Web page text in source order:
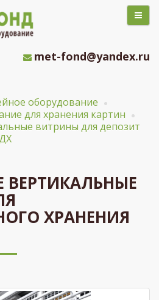
met-fond@yandex.ru
оборудование
для хранения картин
витрины для депозит
ХРАНЕНИЯ